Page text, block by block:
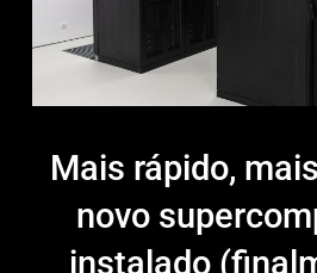
Mais rápido,
novo
instalado